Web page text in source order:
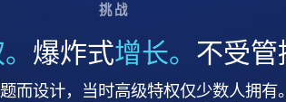
挑战
爆炸式增长。 不受管
而设计，当时高级特权仅少数人拥